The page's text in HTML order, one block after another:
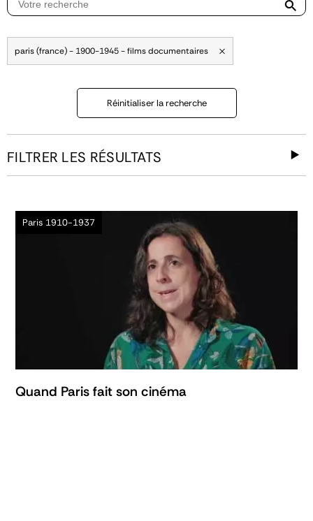
paris (france) - 1900-1945 - films documentaires
Réinitialiser la recherche
FILTRER LES RÉSULTATS
Paris 1910-1937
Quand Paris fait son cinéma